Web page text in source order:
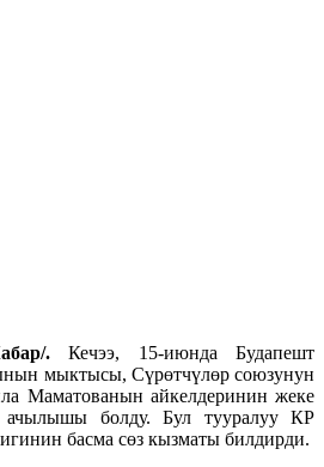
.Кечээ, 15-июнда Будапешт
мыктысы, Сүрөтчүлөр союзунун
Маматованын айкелдеринин жеке
ачылышы болду. Бул тууралуу КР
басма сөз кызматы билдирди.